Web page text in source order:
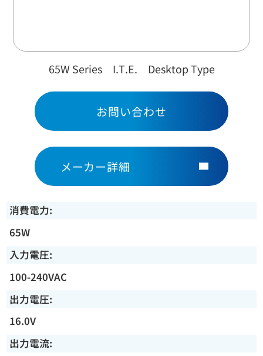
65W Series I.T.E. Desktop Type
お問い合わせ
メーカー詳細
消費電力:
65W
入力電圧:
100-240VAC
出力電圧:
16.0V
出力電流: